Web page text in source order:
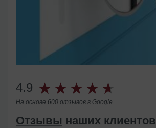
4.9
На основе 600 отзывов в Google
Отзывы наших клиентов